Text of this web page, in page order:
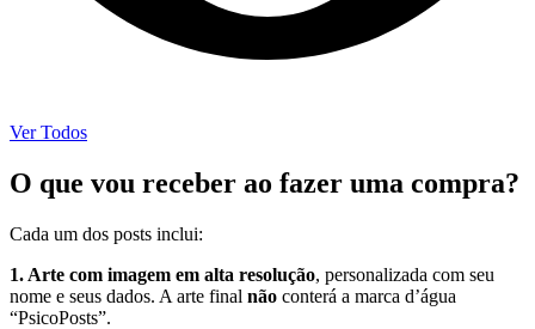
Ver Todos
O que vou receber ao fazer uma compra?
Cada um dos posts inclui:
1. Arte com imagem em alta resolução, personalizada com seu
nome e seus dados. A arte final não conterá a marca d’água
“PsicoPosts”.